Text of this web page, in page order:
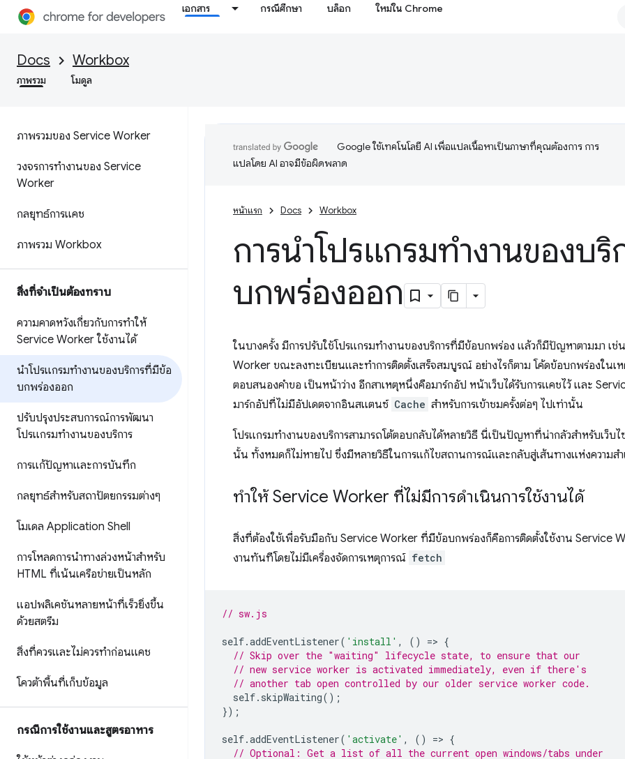
เอกสาร กรณีศึกษา บล็อก ใหม่ใน Chrome
Docs Workbox
ภาพรวม โมดูล
ภาพรวมของ Service Worker
วงจรการทำงานของ Service
Worker
กลยุทธ์การแคช
ภาพรวม Workbox
สิ่งที่จำเป็นต้องทราบ
ความคาดหวังเกี่ยวกับการทำให้
Service Worker ใช้งานได้
นำโปรแกรมทำงานของบริการที่มีข้อ
บกพร่องออก
ปรับปรุงประสบการณ์การพัฒนา
โปรแกรมทำงานของบริการ
การแก้ปัญหาและการบันทึก
กลยุทธ์สำหรับสถาปัตยกรรมต่างๆ
โมเดล Application Shell
การโหลดการนำทางล่วงหน้าสำหรับ
HTML ที่เน้นเครือข่ายเป็นหลัก
แอปพลิเคชันหลายหน้าที่เร็วยิ่งขึ้น
ด้วยสตรีม
สิ่งที่ควรและไม่ควรทำก่อนแคช
โควต้าพื้นที่เก็บข้อมูล
กรณีการใช้งานและสูตรอาหาร
Google ใช้เทคโนโลยี AI เพื่อแปลเนื้อหาเป็นภาษาที่คุณต้องการ การ
แปลโดย AI อาจมีข้อผิดพลาด
หน้าแรก Docs Workbox
การนำโปรแกรมทำงานของบ
บกพร่องออก
ในบางครั้ง มีการปรับใช้โปรแกรมทำงานของบริการที่มีข้อบกพร่อง แล้วก็มีปัญหาตามมา เช่
Worker ขณะลงทะเบียนและทำการติดตั้งเสร็จสมบูรณ์ อย่างไรก็ตาม โค้ดข้อบกพร่องในเ
ตอบสนองคำขอ เป็นหน้าว่าง อีกสาเหตุหนึ่งคือมาร์กอัป หน้าเว็บได้รับการแคชไว้ และ
มาร์กอัปที่ไม่มีอัปเดตจากอินสแตนซ์ Cache สำหรับการเข้าชมครั้งต่อๆ ไปเท่านั้น
โปรแกรมทำงานของบริการสามารถโต้ตอบกลับได้หลายวิธี นี่เป็นปัญหาที่น่ากลัวสำหรับเว็บ
นั้น ทั้งหมดก็ไม่หายไป ซึ่งมีหลายวิธีในการแก้ไขสถานการณ์และกลับสู่เส้นทางแห่งความสำ
ทำให้ Service Worker ที่ไม่มีการดำเนินการใช้งานได้
สิ่งที่ต้องใช้เพื่อรับมือกับ Service Worker ที่มีข้อบกพร่องก็คือการติดตั้งใช้งาน Service
งานทันทีโดยไม่มีเครื่องจัดการเหตุการณ์ fetch
// sw.js
self.addEventListener( 'install' , () => {
// Skip over the "waiting" lifecycle state, to ensure that our
// new service worker is activated immediately, even if there's
// another tab open controlled by our older service worker code.
self. skipWaiting();
});
self.addEventListener( 'activate' , () => {
// Optional: Get a list of all the current open windows/tabs under